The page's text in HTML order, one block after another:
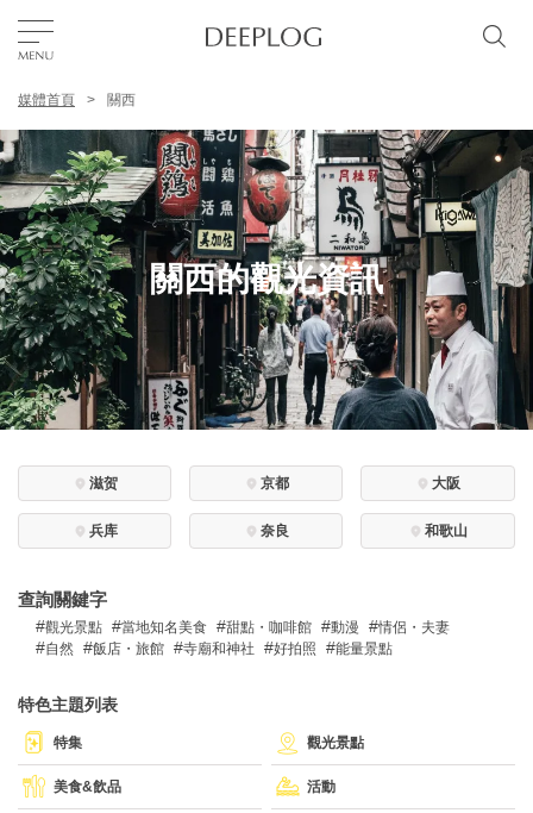
TOP
區域
特色主題
繁體中文
關於DEEPLOG
隐私政策
聯系我們
招募旅遊作家
媒體首頁 關西
關西的觀光資訊
滋贺 京都 大阪
兵库 奈良 和歌山
查詢關鍵字
觀光景點 當地知名美食 甜點・咖啡館 動漫
情侶・夫妻
自然
飯店・旅館 寺廟和神社 好拍照 能量景點
特色主題列表
特集 觀光景點
美食&飲品 活動